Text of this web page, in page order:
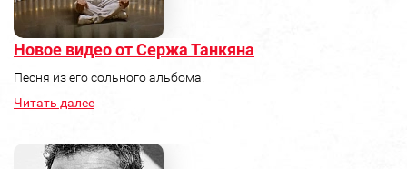
Новое видео от Сержа Танкяна
Песня из его сольного альбома.
Читать далее